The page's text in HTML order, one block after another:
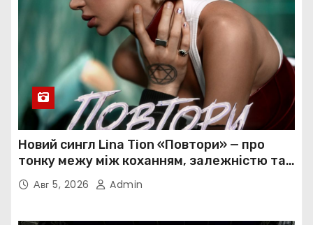
Новий сингл Lina Tion «Повтори» — про
тонку межу між коханням, залежністю та
нав’язливою прив’язаністю
Авг 5, 2026 Admin